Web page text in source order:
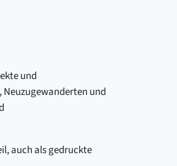
und
und
auch als gedruckte